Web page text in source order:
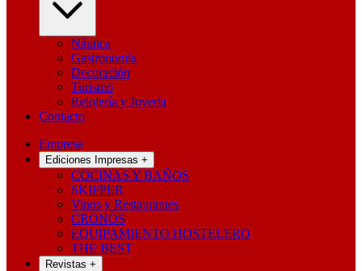
Náutica
Gastronomía
Decoración
Turismo
Relojería y Joyería
Contacto
Empresa
Ediciones Impresas +
COCINAS Y BAÑOS
SKIPPER
Vinos y Restaurantes
CRONOS
EQUIPAMIENTO HOSTELERO
THE BEST
Revistas +